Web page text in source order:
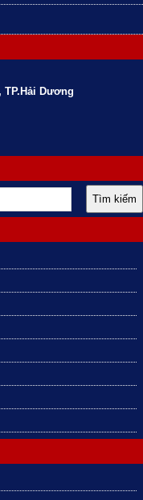
TP.Hải Dương